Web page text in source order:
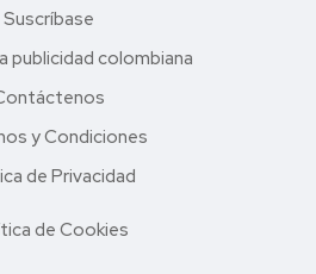
Suscríbase
publicidad colombiana
y Condiciones
de Privacidad
de Cookies